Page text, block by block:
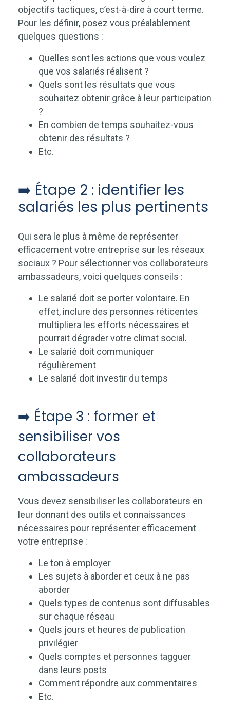
objectifs tactiques, c’est-à-dire à court terme.
Pour les définir, posez vous préalablement
quelques questions :
Quelles sont les actions que vous voulez
que vos salariés réalisent ?
Quels sont les résultats que vous
souhaitez obtenir grâce à leur participation
?
En combien de temps souhaitez-vous
obtenir des résultats ?
Etc.
➡️ Étape 2 : identifier les
salariés les plus pertinents
Qui sera le plus à même de représenter
efficacement votre entreprise sur les réseaux
sociaux ? Pour sélectionner vos collaborateurs
ambassadeurs, voici quelques conseils :
Le salarié doit se porter volontaire. En
effet, inclure des personnes réticentes
multipliera les efforts nécessaires et
pourrait dégrader votre climat social.
Le salarié doit communiquer
régulièrement
Le salarié doit investir du temps
➡️ Étape 3 : former et
sensibiliser vos
collaborateurs
ambassadeurs
Vous devez sensibiliser les collaborateurs en
leur donnant des outils et connaissances
nécessaires pour représenter efficacement
votre entreprise :
Le ton à employer
Les sujets à aborder et ceux à ne pas
aborder
Quels types de contenus sont diffusables
sur chaque réseau
Quels jours et heures de publication
privilégier
Quels comptes et personnes tagguer
dans leurs posts
Comment répondre aux commentaires
Etc.